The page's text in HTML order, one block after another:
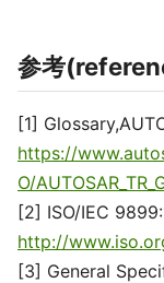
参考
[1]
https://
O/
[2] ISO/IEC
http://
[3] General